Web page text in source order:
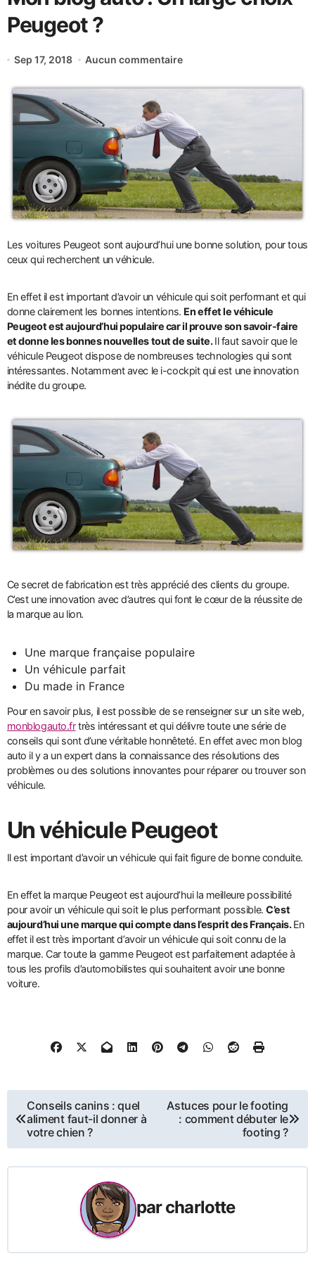
Peugeot ?
Sep 17, 2018 Aucun commentaire
Les voitures Peugeot sont aujourd’hui une bonne solution, pour tous
ceux qui recherchent un véhicule.
En effet il est important d’avoir un véhicule qui soit performant et qui
donne clairement les bonnes intentions. En effet le véhicule
Peugeot est aujourd’hui populaire car il prouve son savoir-faire
et donne les bonnes nouvelles tout de suite.Il faut savoir que le
véhicule Peugeot dispose de nombreuses technologies qui sont
intéressantes. Notamment avec le i-cockpit qui est une innovation
inédite du groupe.
Ce secret de fabrication est très apprécié des clients du groupe.
C’est une innovation avec d’autres qui font le cœur de la réussite de
la marque au lion.
Une marque française populaire
Un véhicule parfait
Du made in France
Pour en savoir plus, il est possible de se renseigner sur un site web,
monblogauto.frtrès intéressant et qui délivre toute une série de
conseils qui sont d’une véritable honnêteté. En effet avec mon blog
auto il y a un expert dans la connaissance des résolutions des
problèmes ou des solutions innovantes pour réparer ou trouver son
véhicule.
Un véhicule Peugeot
Il est important d’avoir un véhicule qui fait figure de bonne conduite.
En effet la marque Peugeot est aujourd’hui la meilleure possibilité
pour avoir un véhicule qui soit le plus performant possible.C’est
aujourd’hui une marque qui compte dans l’esprit des Français.En
effet il est très important d’avoir un véhicule qui soit connu de la
marque. Car toute la gamme Peugeot est parfaitement adaptée à
tous les profils d’automobilistes qui souhaitent avoir une bonne
voiture.
Navigation
de
l’article
Conseils canins : quel
aliment faut-il donner à
votre chien ?
Astuces pour le footing
: comment débuter le
footing ?
parcharlotte